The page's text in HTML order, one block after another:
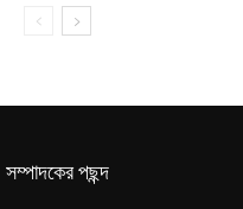
সম্পাদকের পছন্দ